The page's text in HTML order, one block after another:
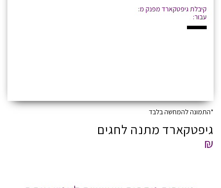
קיבלת גיפטקארד מפנק מ:
עבור:
*התמונה להמחשה בלבד
גיפטקארד מתנה לחגים
₪